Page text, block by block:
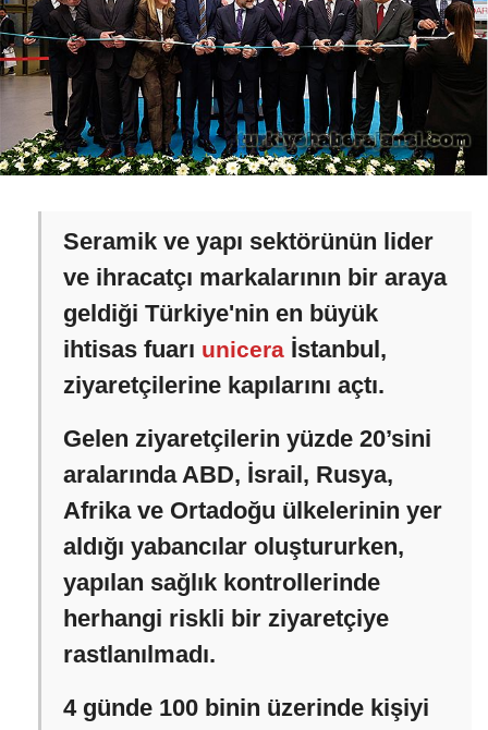
Seramik ve yapı sektörünün lider
ve ihracatçı markalarının bir araya
geldiği Türkiye'nin en büyük
ihtisas fuarı unicera İstanbul,
ziyaretçilerine kapılarını açtı.
Gelen ziyaretçilerin yüzde 20’sini
aralarında ABD, İsrail, Rusya,
Afrika ve Ortadoğu ülkelerinin yer
aldığı yabancılar oluştururken,
yapılan sağlık kontrollerinde
herhangi riskli bir ziyaretçiye
rastlanılmadı.
4 günde 100 binin üzerinde kişiyi